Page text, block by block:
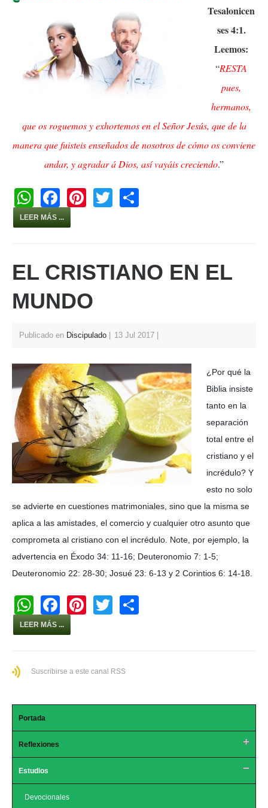
Tesalonicen
ses 4:1.
Leemos:
“RESTA
pues,
hermanos,
que os roguemos y exhortemos en el Señor Jesús, que de la
manera que fuisteis enseñados de nosotros de cómo os conviene
andar, y agradar á Dios, así vayáis creciendo.”
W
h
at
A
p
p
F
a
c
b
o
o
k
Pi
st
T
LEER MÁS ...
EL CRISTIANO EN EL
MUNDO
Publicado en Discipulado 13 Jul 2017
¿Por qué la
Biblia insiste
tanto en la
separación
total entre el
cristiano y el
incrédulo? Y
esto no solo
se advierte en cuestiones matrimoniales, sino que la misma se
aplica a las amistades, el comercio y cualquier otro asunto que
comprometa al cristiano con el incrédulo. Note, por ejemplo, la
advertencia en Éxodo 34: 11-16; Deuteronomio 7: 1-5;
Deuteronomio 22: 28-30; Josué 23: 6-13 y 2 Corintios 6: 14-18.
W
h
at
A
p
p
F
a
c
b
o
k
Pi
st
T
LEER MÁS ...
Suscribirse a este canal RSS
Portada
Reflexiones
Estudios
Devocionales